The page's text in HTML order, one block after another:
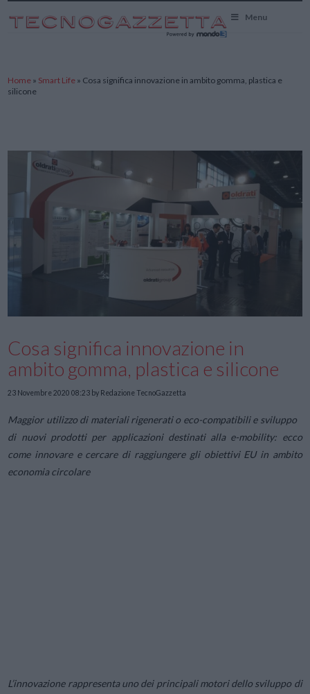
Menu
Home » Smart Life » Cosa significa innovazione in ambito gomma, plastica e
silicone
Cosa significa innovazione in
ambito gomma, plastica e silicone
23 Novembre 2020 08:23 by Redazione TecnoGazzetta
Maggior utilizzo di materiali rigenerati o eco-compatibili e sviluppo
di nuovi prodotti per applicazioni destinati alla e-mobility: ecco
come innovare e cercare di raggiungere gli obiettivi EU in ambito
economia circolare
L’innovazione rappresenta uno dei principali motori dello sviluppo di